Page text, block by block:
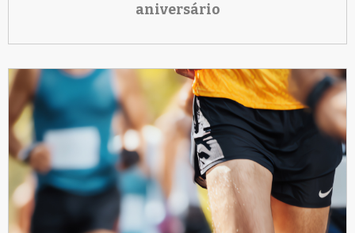
aniversário